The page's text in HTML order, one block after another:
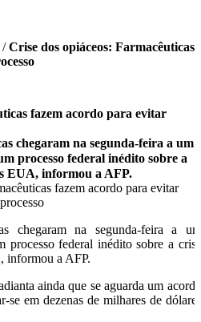
/Crise dos opiáceos: Farmacêuticas
fazem acordo para evitar
chegaram na segunda-feira a um
processo federal inédito sobre a
EUA, informou a AFP.
chegaram na segunda-feira a um
processo federal inédito sobre a crise
informou a AFP.
ainda que se aguarda um acordo
se em dezenas de milhares de dólares